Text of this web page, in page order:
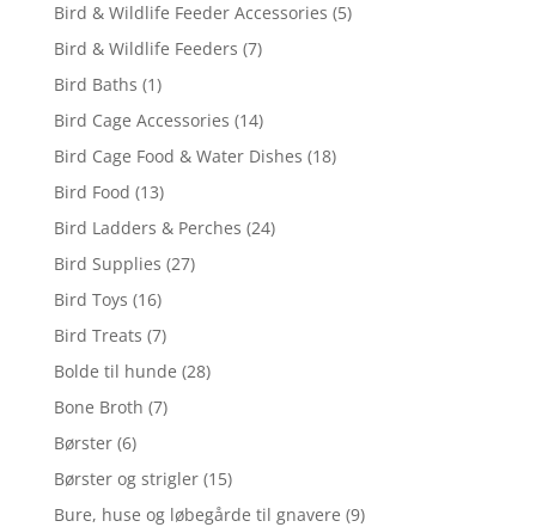
Bird & Wildlife Feeder Accessories (5)
Bird & Wildlife Feeders (7)
Bird Baths (1)
Bird Cage Accessories (14)
Bird Cage Food & Water Dishes (18)
Bird Food (13)
Bird Ladders & Perches (24)
Bird Supplies (27)
Bird Toys (16)
Bird Treats (7)
Bolde til hunde (28)
Bone Broth (7)
Børster (6)
Børster og strigler (15)
Bure, huse og løbegårde til gnavere (9)